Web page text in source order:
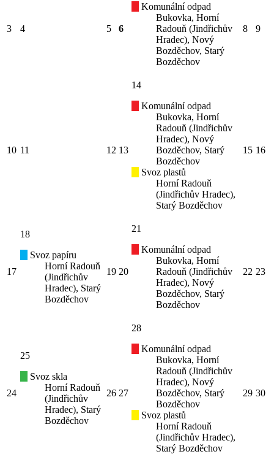
3 4 5 6
Komunální odpad
Bukovka, Horní
Radouň (Jindřichův
Hradec), Nový
Bozděchov, Starý
Bozděchov
8 9
10 11 12 13
14
Komunální odpad
Bukovka, Horní
Radouň (Jindřichův
Hradec), Nový
Bozděchov, Starý
Bozděchov
Svoz plastů
Horní Radouň
(Jindřichův Hradec),
Starý Bozděchov
15 16
17
18
Svoz papíru
Horní Radouň
(Jindřichův
Hradec), Starý
Bozděchov
19 20
21
Komunální odpad
Bukovka, Horní
Radouň (Jindřichův
Hradec), Nový
Bozděchov, Starý
Bozděchov
22 23
24
25
Svoz skla
Horní Radouň
(Jindřichův
Hradec), Starý
Bozděchov
26 27
28
Komunální odpad
Bukovka, Horní
Radouň (Jindřichův
Hradec), Nový
Bozděchov, Starý
Bozděchov
Svoz plastů
Horní Radouň
(Jindřichův Hradec),
Starý Bozděchov
29 30